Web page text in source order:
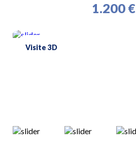
1.200 €
Visite 3D